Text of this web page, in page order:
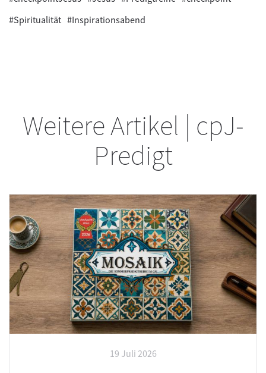
#Spiritualität #Inspirationsabend
Weitere Artikel | cpJ-
Predigt
19 Juli 2026